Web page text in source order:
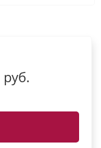
руб.